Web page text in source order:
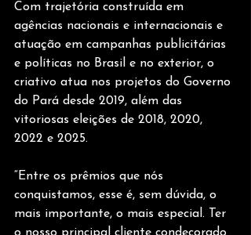
Com trajetória construída em
agências nacionais e internacionais e
atuação em campanhas publicitárias
e políticas no Brasil e no exterior, o
criativo atua nos projetos do Governo
do Pará desde 2019, além das
vitoriosas eleições de 2018, 2020,
2022 e 2025.
“Entre os prêmios que nós
conquistamos, esse é, sem dúvida, o
mais importante, o mais especial. Ter